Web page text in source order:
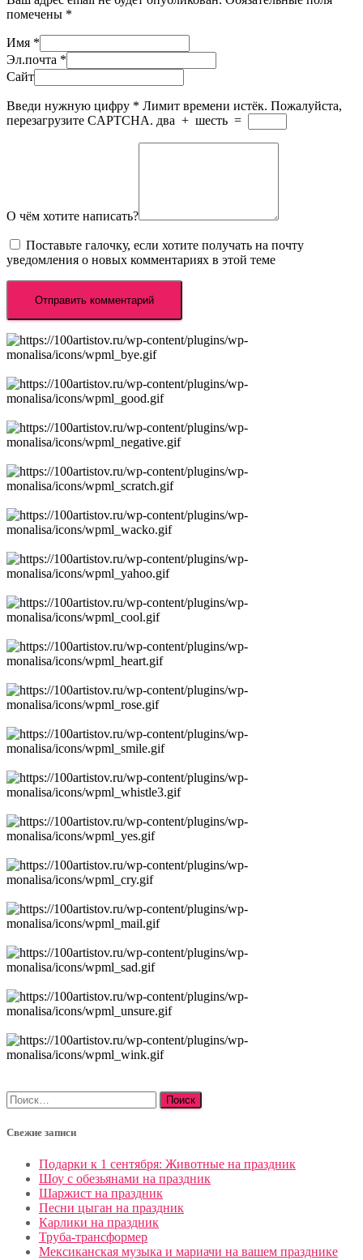
помечены *
Имя *
Эл.почта *
Сайт
Введи нужную цифру * Лимит времени истёк. Пожалуйста,
перезагрузите CAPTCHA. два + шесть =
О чём хотите написать?
Поставьте галочку, если хотите получать на почту
уведомления о новых комментариях в этой теме
Найти:
Свежие записи
Подарки к 1 сентября: Животные на праздник
Шоу с обезьянами на праздник
Шаржист на праздник
Песни цыган на праздник
Карлики на праздник
Труба-трансформер
Мексиканская музыка и мариачи на вашем празднике